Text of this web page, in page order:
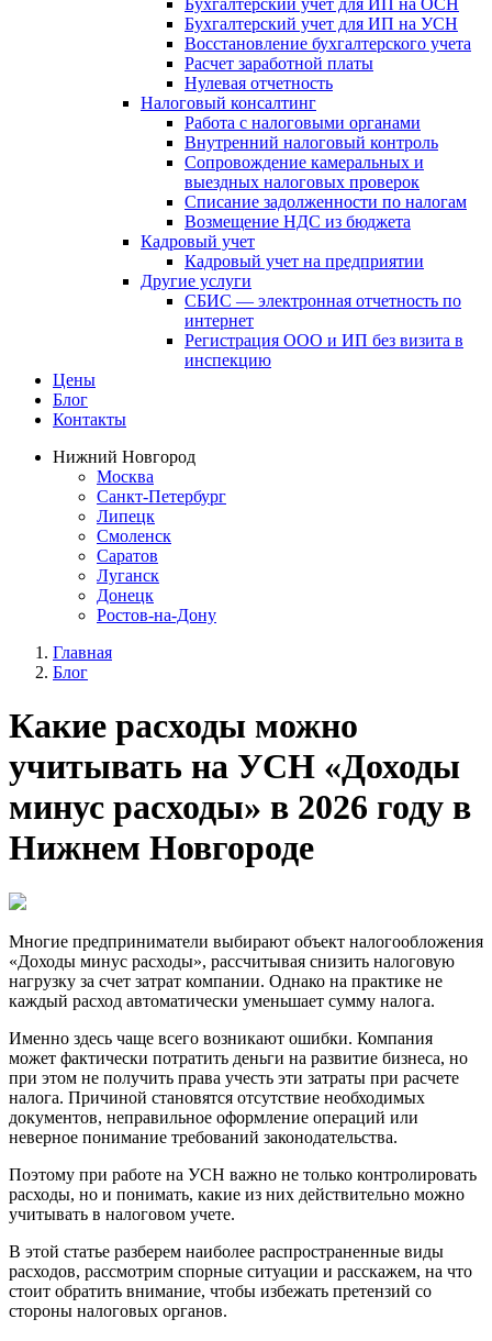
Бухгалтерский учет для ИП на ОСН
Бухгалтерский учет для ИП на УСН
Восстановление бухгалтерского учета
Расчет заработной платы
Нулевая отчетность
Налоговый консалтинг
Работа с налоговыми органами
Внутренний налоговый контроль
Сопровождение камеральных и
выездных налоговых проверок
Списание задолженности по налогам
Возмещение НДС из бюджета
Кадровый учет
Кадровый учет на предприятии
Другие услуги
СБИС — электронная отчетность по
интернет
Регистрация ООО и ИП без визита в
инспекцию
Цены
Блог
Контакты
Нижний Новгород
Москва
Санкт-Петербург
Липецк
Смоленск
Саратов
Луганск
Донецк
Ростов-на-Дону
Главная
Блог
Какие расходы можно
учитывать на УСН «Доходы
минус расходы» в 2026 году в
Нижнем Новгороде
Многие предприниматели выбирают объект налогообложения
«Доходы минус расходы», рассчитывая снизить налоговую
нагрузку за счет затрат компании. Однако на практике не
каждый расход автоматически уменьшает сумму налога.
Именно здесь чаще всего возникают ошибки. Компания
может фактически потратить деньги на развитие бизнеса, но
при этом не получить права учесть эти затраты при расчете
налога. Причиной становятся отсутствие необходимых
документов, неправильное оформление операций или
неверное понимание требований законодательства.
Поэтому при работе на УСН важно не только контролировать
расходы, но и понимать, какие из них действительно можно
учитывать в налоговом учете.
В этой статье разберем наиболее распространенные виды
расходов, рассмотрим спорные ситуации и расскажем, на что
стоит обратить внимание, чтобы избежать претензий со
стороны налоговых органов.